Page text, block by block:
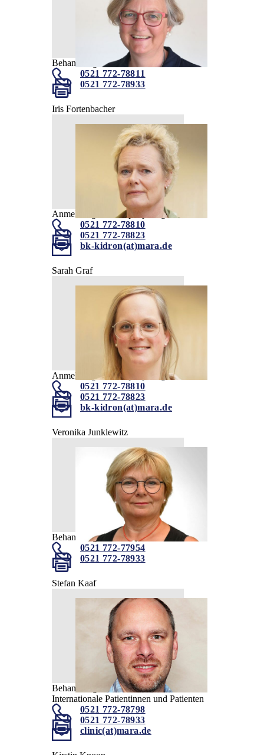
Behandlungskoordination
0521 772-78811
0521 772-78933
Iris Fortenbacher
Anmeldung Kinderepileptologie Kidron
0521 772-78810
0521 772-78823
bk-kidron(at)mara.de
Sarah Graf
Anmeldung Kinderepileptologie Kidron
0521 772-78810
0521 772-78823
bk-kidron(at)mara.de
Veronika Junklewitz
Behandlungskoordination
0521 772-77954
0521 772-78933
Stefan Kaaf
Behandlungskoordination
Internationale Patientinnen und Patienten
0521 772-78798
0521 772-78933
clinic(at)mara.de